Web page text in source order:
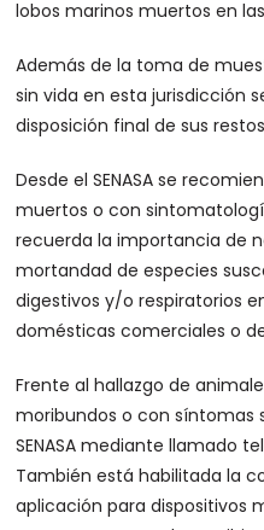
lobos marinos muertos en
Además de la toma de
sin vida en esta jurisdicción
disposición final de sus
Desde el SENASA se
muertos o con
recuerda la importancia de
mortandad de especies
digestivos y/o respiratorios
domésticas comerciales o
Frente al hallazgo de
moribundos o con síntomas
SENASA mediante llamado
También está habilitada la
aplicación para dispositivos